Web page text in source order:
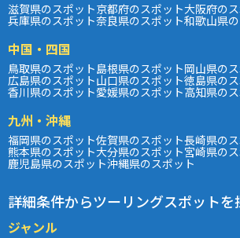
滋賀県のスポット京都府のスポット大阪府の
兵庫県のスポット奈良県のスポット和歌山県
中国・四国
鳥取県のスポット島根県のスポット岡山県の
広島県のスポット山口県のスポット徳島県の
香川県のスポット愛媛県のスポット高知県の
九州・沖縄
福岡県のスポット佐賀県のスポット長崎県の
熊本県のスポット大分県のスポット宮崎県の
鹿児島県のスポット沖縄県のスポット
詳細条件からツーリングスポットを
ジャンル